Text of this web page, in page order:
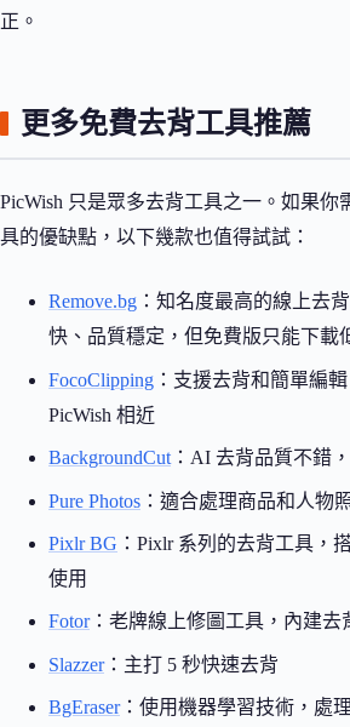
正。
更多免費去背工具推薦
PicWish 只是眾多去背工具之一。如果你
具的優缺點，以下幾款也值得試試：
Remove.bg ：知名度最高的線上去
快、品質穩定，但免費版只能下載
FocoClipping ：支援去背和簡單編
PicWish 相近
BackgroundCut ：AI 去背品質不錯
Pure Photos ：適合處理商品和人物
Pixlr BG ：Pixlr 系列的去背工具，
使用
Fotor：老牌線上修圖工具，內建去
Slazzer：主打 5 秒快速去背
BgEraser：使用機器學習技術，處